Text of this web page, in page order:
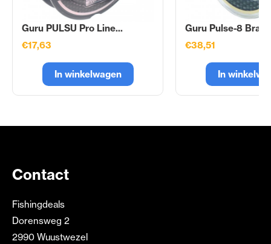
Guru PULSU Pro Line...
€17,63
In winkelwagen
Guru Pulse-8
€38,51
In
Contact
Fishingdeals
Dorensweg 2
2990 Wuustwezel